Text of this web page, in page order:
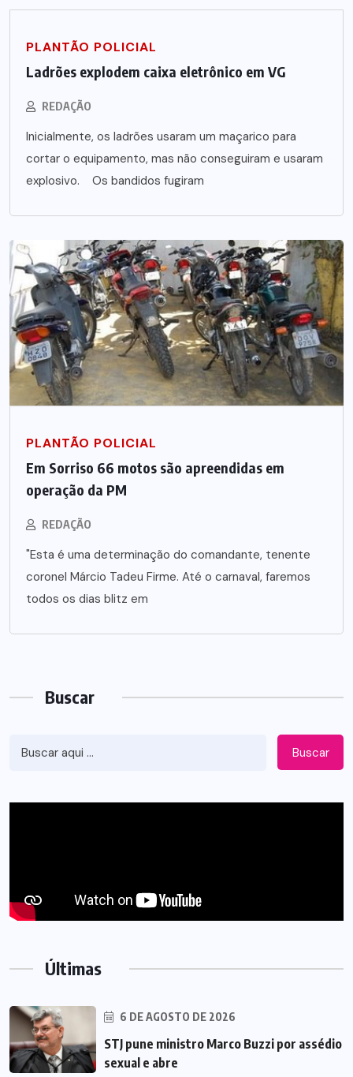
PLANTÃO POLICIAL
Ladrões explodem caixa eletrônico em VG
REDAÇÃO
Inicialmente, os ladrões usaram um maçarico para
cortar o equipamento, mas não conseguiram e usaram
explosivo. Os bandidos fugiram
PLANTÃO POLICIAL
Em Sorriso 66 motos são apreendidas em
operação da PM
REDAÇÃO
"Esta é uma determinação do comandante, tenente
coronel Márcio Tadeu Firme. Até o carnaval, faremos
todos os dias blitz em
Buscar
Buscar
Últimas
6 DE AGOSTO DE 2026
STJ pune ministro Marco Buzzi por assédio
sexual e abre